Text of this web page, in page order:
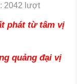
2042 lượt
phát từ tâm vị
quảng đại vị